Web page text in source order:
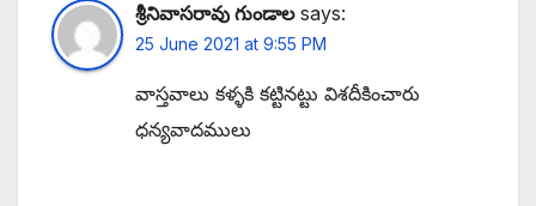
శ్రీనివాసరావు గుండాల says:
25 June 2021 at 9:55 PM
వాస్తవాలు కళ్ళకి కట్టినట్టు విశదీకించారు
ధన్యవాదములు